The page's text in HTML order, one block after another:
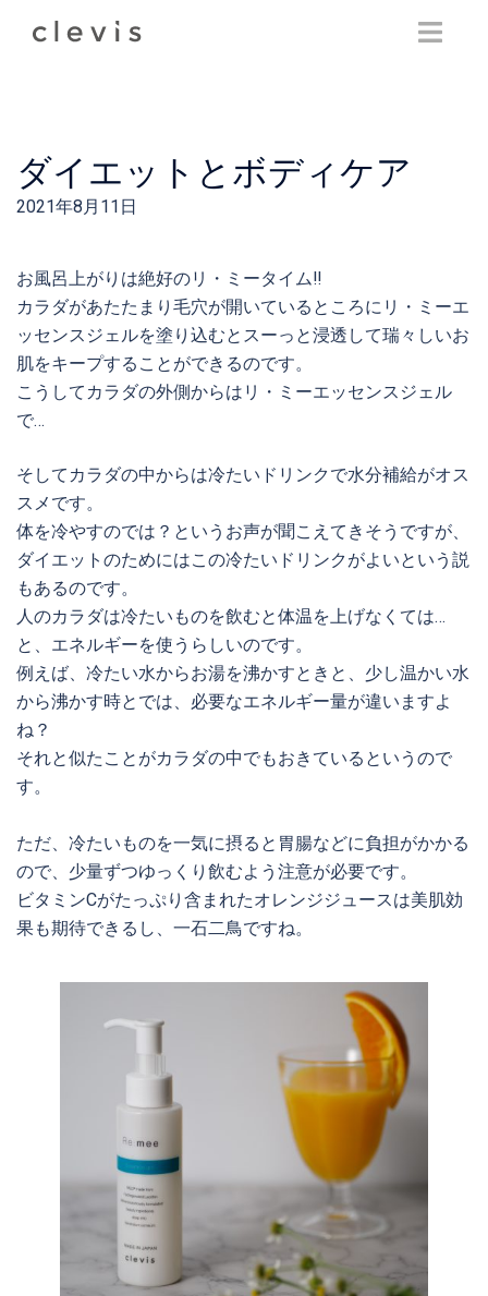
ダイエットとボディケア
2021年8月11日
お風呂上がりは絶好のリ・ミータイム‼️
カラダがあたたまり毛穴が開いているところにリ・ミーエ
ッセンスジェルを塗り込むとスーっと浸透して瑞々しいお
肌をキープすることができるのです。
こうしてカラダの外側からはリ・ミーエッセンスジェル
で…
そしてカラダの中からは冷たいドリンクで水分補給がオス
スメです。
体を冷やすのでは？というお声が聞こえてきそうですが、
ダイエットのためにはこの冷たいドリンクがよいという説
もあるのです。
人のカラダは冷たいものを飲むと体温を上げなくては…
と、エネルギーを使うらしいのです。
例えば、冷たい水からお湯を沸かすときと、少し温かい水
から沸かす時とでは、必要なエネルギー量が違いますよ
ね？
それと似たことがカラダの中でもおきているというので
す。
ただ、冷たいものを一気に摂ると胃腸などに負担がかかる
ので、少量ずつゆっくり飲むよう注意が必要です。
ビタミンCがたっぷり含まれたオレンジジュースは美肌効
果も期待できるし、一石二鳥ですね。